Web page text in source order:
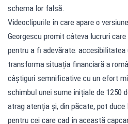
schema lor falsă.
Videoclipurile în care apare o
Georgescu promit câteva lucruri
pentru a fi adevărate:
transforma situația financiară a
câștiguri semnificative cu un efort
schimbul unei sume inițiale de 1250
atrag atenția și, din păcate, pot duce
pentru cei care cad în această